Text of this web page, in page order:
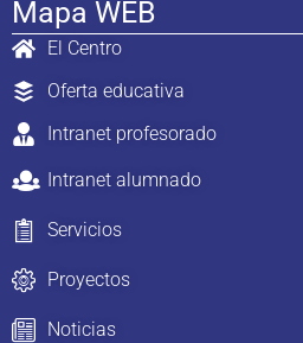
Mapa WEB
El Centro
Oferta educativa
Intranet profesorado
Intranet alumnado
Servicios
Proyectos
Noticias